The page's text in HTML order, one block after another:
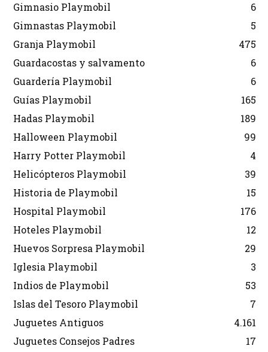
Gimnasio Playmobil
6
Gimnastas Playmobil
5
Granja Playmobil
475
Guardacostas y salvamento
6
Guardería Playmobil
6
Guías Playmobil
165
Hadas Playmobil
189
Halloween Playmobil
99
Harry Potter Playmobil
4
Helicópteros Playmobil
39
Historia de Playmobil
15
Hospital Playmobil
176
Hoteles Playmobil
12
Huevos Sorpresa Playmobil
29
Iglesia Playmobil
3
Indios de Playmobil
53
Islas del Tesoro Playmobil
7
Juguetes Antiguos
4.161
Juguetes Consejos Padres
17